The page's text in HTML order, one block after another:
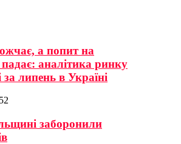
а попит на
аналітика ринку
за липень в Україні
заборонили